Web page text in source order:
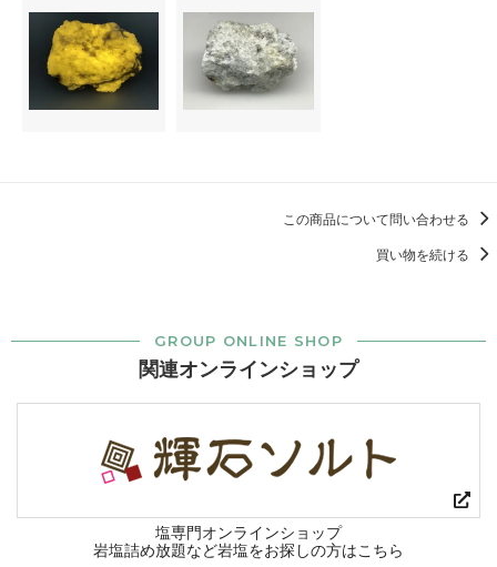
この商品について問い合わせる
買い物を続ける
GROUP ONLINE SHOP
関連オンラインショップ
塩専門オンラインショップ
岩塩詰め放題など岩塩をお探しの方はこちら